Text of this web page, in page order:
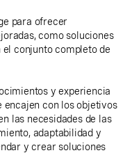
para ofrecer
como soluciones
el conjunto completo de
y experiencia
encajen con los objetivos
las necesidades de las
adaptabilidad y
y crear soluciones